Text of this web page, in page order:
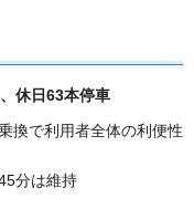
休日63本停車
換で利用者全体の利便性
分は維持